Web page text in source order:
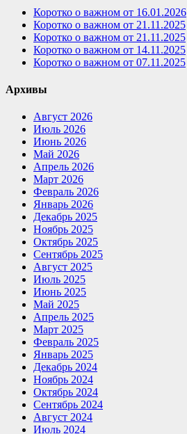
Коротко о важном от 16.01.2026
Коротко о важном от 21.11.2025
Коротко о важном от 21.11.2025
Коротко о важном от 14.11.2025
Коротко о важном от 07.11.2025
Архивы
Август 2026
Июль 2026
Июнь 2026
Май 2026
Апрель 2026
Март 2026
Февраль 2026
Январь 2026
Декабрь 2025
Ноябрь 2025
Октябрь 2025
Сентябрь 2025
Август 2025
Июль 2025
Июнь 2025
Май 2025
Апрель 2025
Март 2025
Февраль 2025
Январь 2025
Декабрь 2024
Ноябрь 2024
Октябрь 2024
Сентябрь 2024
Август 2024
Июль 2024